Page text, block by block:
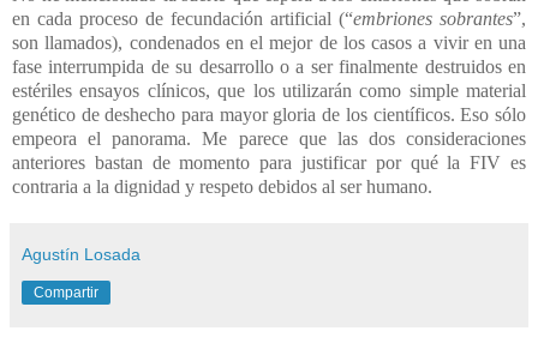
en cada proceso de fecundación artificial (“embriones sobrantes”,
son llamados), condenados en el mejor de los casos a vivir en una
fase interrumpida de su desarrollo o a ser finalmente destruidos en
estériles ensayos clínicos, que los utilizarán como simple material
genético de deshecho para mayor gloria de los científicos. Eso sólo
empeora el panorama. Me parece que las dos consideraciones
anteriores bastan de momento para justificar por qué la FIV es
contraria a la dignidad y respeto debidos al ser humano.
Agustín Losada
Compartir